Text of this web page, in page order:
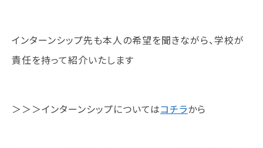
インターンシップ先も本人の希望を聞きながら、学校が
責任を持って紹介いたします
＞＞＞インターンシップについてはコチラから